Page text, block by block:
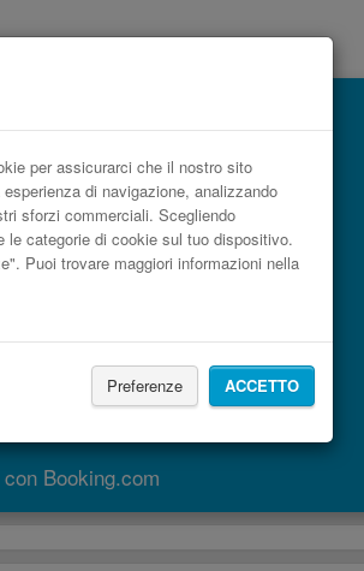
per assicurarci che il nostro sito
di navigazione, analizzando
sforzi commerciali. Scegliendo
categorie di cookie sul tuo dispositivo.
Puoi trovare maggiori informazioni nella
Preferenze ACCETTO
Paris low cost
Booking.com